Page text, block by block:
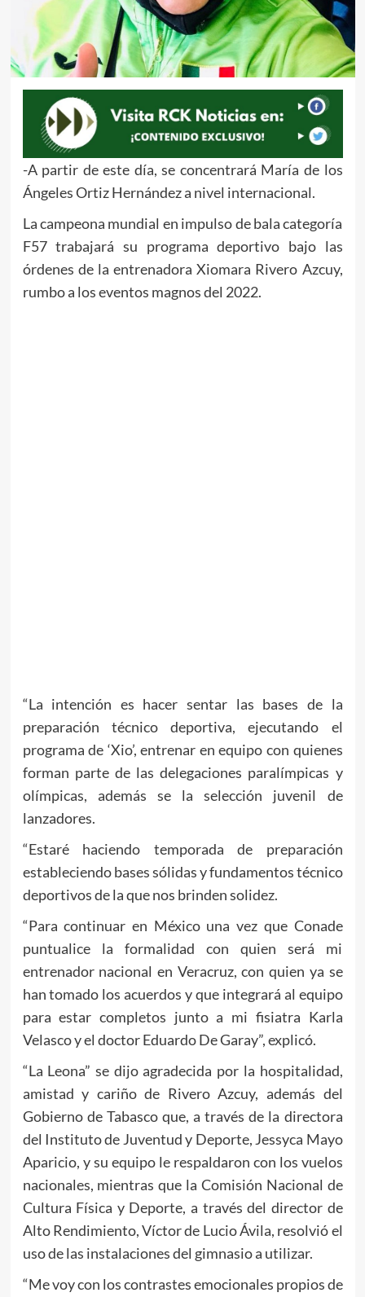
-A partir de este día, se concentrará María de los
Ángeles Ortiz Hernández a nivel internacional.
La campeona mundial en impulso de bala categoría
F57 trabajará su programa deportivo bajo las
órdenes de la entrenadora Xiomara Rivero Azcuy,
rumbo a los eventos magnos del 2022.
“La intención es hacer sentar las bases de la
preparación técnico deportiva, ejecutando el
programa de ‘Xio’, entrenar en equipo con quienes
forman parte de las delegaciones paralímpicas y
olímpicas, además se la selección juvenil de
lanzadores.
“Estaré haciendo temporada de preparación
estableciendo bases sólidas y fundamentos técnico
deportivos de la que nos brinden solidez.
“Para continuar en México una vez que Conade
puntualice la formalidad con quien será mi
entrenador nacional en Veracruz, con quien ya se
han tomado los acuerdos y que integrará al equipo
para estar completos junto a mi fisiatra Karla
Velasco y el doctor Eduardo De Garay”, explicó.
“La Leona” se dijo agradecida por la hospitalidad,
amistad y cariño de Rivero Azcuy, además del
Gobierno de Tabasco que, a través de la directora
del Instituto de Juventud y Deporte, Jessyca Mayo
Aparicio, y su equipo le respaldaron con los vuelos
nacionales, mientras que la Comisión Nacional de
Cultura Física y Deporte, a través del director de
Alto Rendimiento, Víctor de Lucio Ávila, resolvió el
uso de las instalaciones del gimnasio a utilizar.
“Me voy con los contrastes emocionales propios de